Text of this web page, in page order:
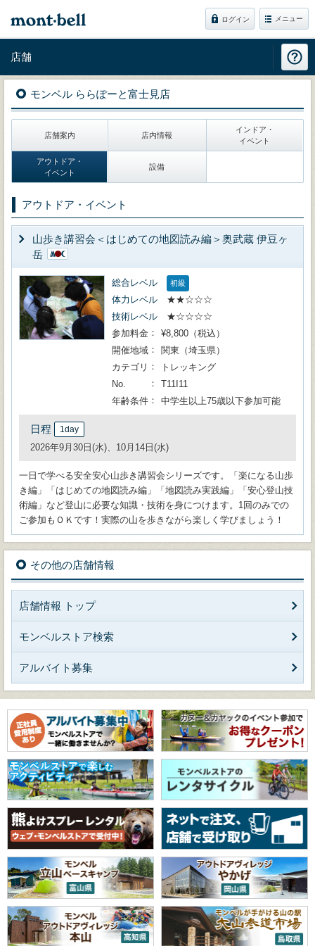
ログイン メニュー
店舗
モンベル ららぽーと富士見店
店舗案内 店内情報
インドア・
イベント
アウトドア・
イベント
設備
アウトドア・イベント
山歩き講習会＜はじめての地図読み編＞奥武蔵 伊豆ヶ
岳
総合レベル 初級
体力レベル
★★☆☆☆
技術レベル
★☆☆☆☆
参加料金
¥8,800（税込）
開催地域
関東（埼玉県）
カテゴリ
トレッキング
No.
T11I11
年齢条件
中学生以上75歳以下参加可能
日程 1day
2026年9月30日(水)、10月14日(水)
一日で学べる安全安心山歩き講習会シリーズです。「楽になる山歩
き編」「はじめての地図読み編」「地図読み実践編」「安心登山技
術編」など登山に必要な知識・技術を身につけます。1回のみでの
ご参加もＯＫです！実際の山を歩きながら楽しく学びましょう！
その他の店舗情報
店舗情報 トップ
モンベルストア検索
アルバイト募集